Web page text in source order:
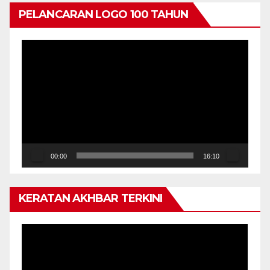
PELANCARAN LOGO 100 TAHUN
00:00 16:10
KERATAN AKHBAR TERKINI